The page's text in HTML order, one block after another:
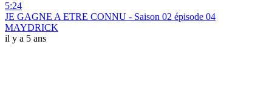
5:24
JE GAGNE A ETRE CONNU - Saison 02 épisode 04
MAYDRICK
il y a 5 ans